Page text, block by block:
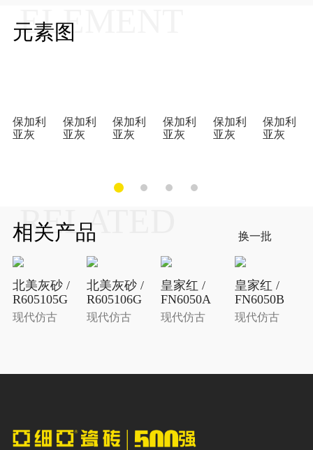
元素图
ELEMENT
保加利
亚灰
保加利
亚灰
保加利
亚灰
保加利
亚灰
保加利
亚灰
保加利
亚灰
相关产品
RELATED 换一批
北美灰砂 /
R605105G
现代仿古
北美灰砂 /
R605106G
现代仿古
皇家红 /
FN6050A
现代仿古
皇家红 /
FN6050B
现代仿古